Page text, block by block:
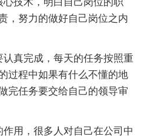
，努力的做好自己岗位之内
真完成，每天的任务按照重
过程中如果有什么不懂的地
完任务要交给自己的领导审
用，很多人对自己在公司中